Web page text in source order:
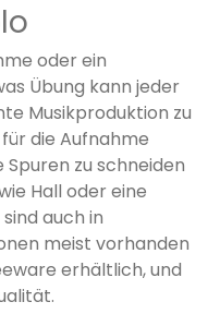
oder ein
Übung kann jeder
Musikproduktion zu
die Aufnahme
zu schneiden
Hall oder eine
auch in
meist vorhanden
erhältlich, und